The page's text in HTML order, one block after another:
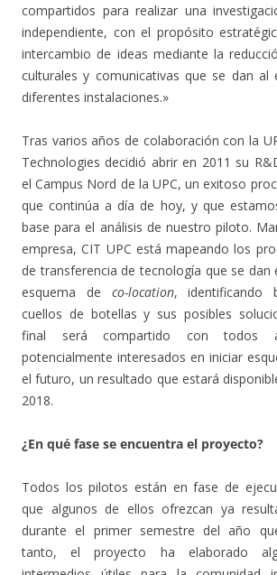
compartidos para realizar una
independiente, con el propósito
intercambio de ideas mediante la
culturales y comunicativas que se dan al
diferentes instalaciones.»
Tras varios años de colaboración con la
Technologies decidió abrir en 2011 su
el Campus Nord de la UPC, un exitoso
que continúa a día de hoy, y que
base para el análisis de nuestro piloto.
empresa, CIT UPC está mapeando los
de transferencia de tecnología que se dan
esquema de co-location, identificando
cuellos de botellas y sus posibles
final será compartido con todos
potencialmente interesados en iniciar
el futuro, un resultado que estará
2018.
¿En qué fase se encuentra el proyecto?
Todos los pilotos están en fase de
que algunos de ellos ofrezcan ya
durante el primer semestre del año
tanto, el proyecto ha elaborado